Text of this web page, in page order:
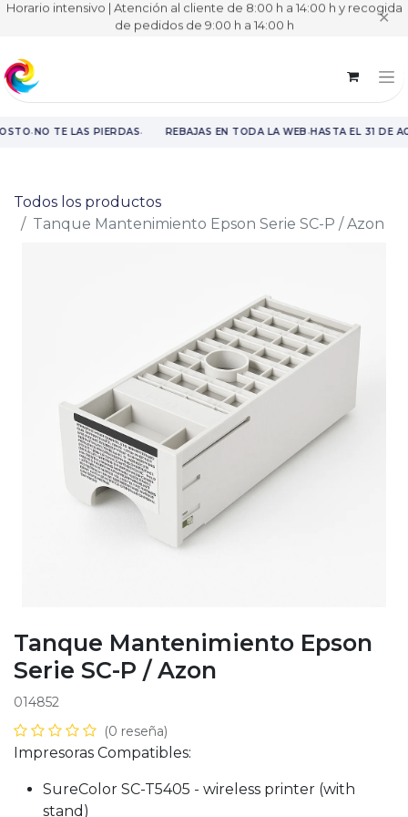
Horario intensivo | Atención al cliente de 8:00 h a 14:00 h y recogida
de pedidos de 9:00 h a 14:00 h ✕
·NO TE LAS PIERDAS· REBAJAS EN TODA LA WEB·HASTA EL 31 DE
Todos los productos
Tanque Mantenimiento Epson Serie SC-P / Azon
Tanque Mantenimiento Epson
Serie SC-P / Azon
014852
(0 reseña)
Impresoras Compatibles:
SureColor SC-T5405 - wireless printer (with
stand)